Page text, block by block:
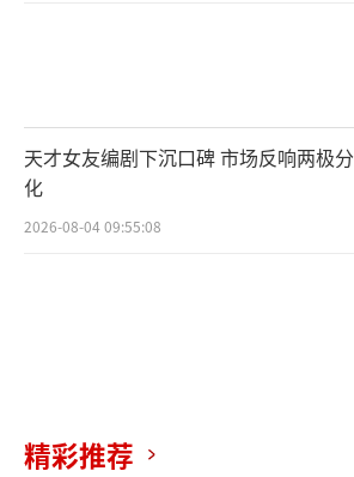
天才女友编剧下沉口碑 市场反响两极分
化
2026-08-04 09:55:08
精彩推荐